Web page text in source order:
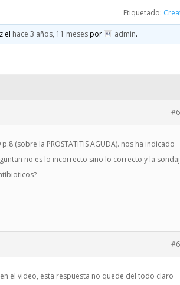
Etiquetado:
el hace 3 años, 11 mesespor admin.
(sobre la PROSTATITIS AGUDA). nos ha indicado
no es lo incorrecto sino lo correcto y la
el video, esta respuesta no quede del todo claro